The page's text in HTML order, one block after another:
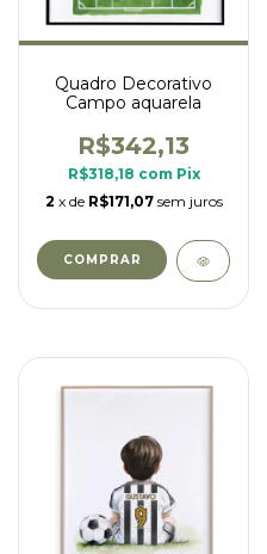
Quadro Decorativo
Campo aquarela
R$342,13
R$318,18 com Pix
2 x de R$171,07 sem juros
COMPRAR